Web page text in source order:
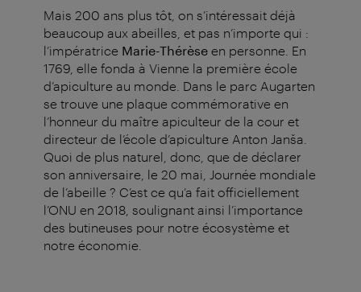
Mais 200 ans plus tôt, on s’intéressait déjà
beaucoup aux abeilles, et pas n’importe qui :
l’impératrice Marie-Thérèse en personne. En
1769, elle fonda à Vienne la première école
d’apiculture au monde. Dans le parc Augarten
se trouve une plaque commémorative en
l’honneur du maître apiculteur de la cour et
directeur de l’école d’apiculture Anton Janša.
Quoi de plus naturel, donc, que de déclarer
son anniversaire, le 20 mai, Journée mondiale
de l’abeille ? C’est ce qu’a fait officiellement
l’ONU en 2018, soulignant ainsi l’importance
des butineuses pour notre écosystème et
notre économie.